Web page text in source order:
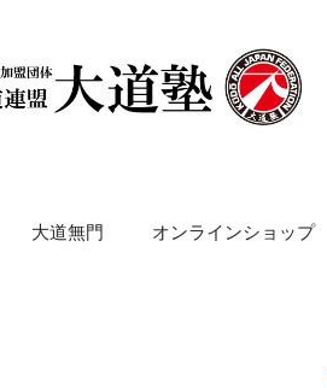
大道無門 オンラインショップ